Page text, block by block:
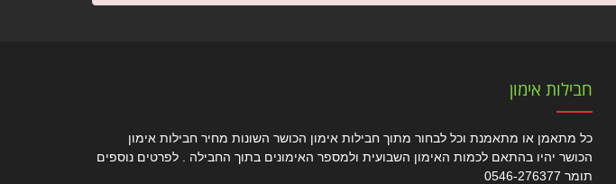
חבילות אימון
כל מתאמן או מתאמנת וכל לבחור מתוך חבילות אימון הכושר השונות מחיר חבילות אימון
הכושר יהיו בהתאם לכמות האימון השבועית ולמספר האימונים בתוך החבילה . לפרטים נוספים
תומר 0546-276377